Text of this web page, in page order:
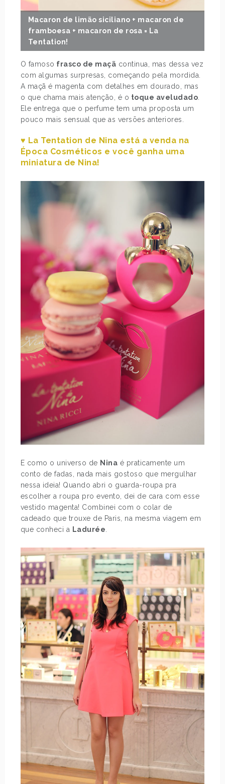
Macaron de limão siciliano + macaron de
framboesa + macaron de rosa = La
Tentation!
O famoso frasco de maçã continua, mas dessa vez
com algumas surpresas, começando pela mordida.
A maçã é magenta com detalhes em dourado, mas
o que chama mais atenção, é o toque aveludado
Ele entrega que o perfume tem uma proposta um
pouco mais sensual que as versões anteriores.
♥ La Tentation de Nina está a venda na
Época Cosméticos e você ganha uma
miniatura de Nina!
E como o universo de Nina é praticamente um
conto de fadas, nada mais gostoso que mergulhar
nessa ideia! Quando abri o guarda-roupa pra
escolher a roupa pro evento, dei de cara com esse
vestido magenta! Combinei com o colar de
cadeado que trouxe de Paris, na mesma viagem em
que conheci a Ladurée